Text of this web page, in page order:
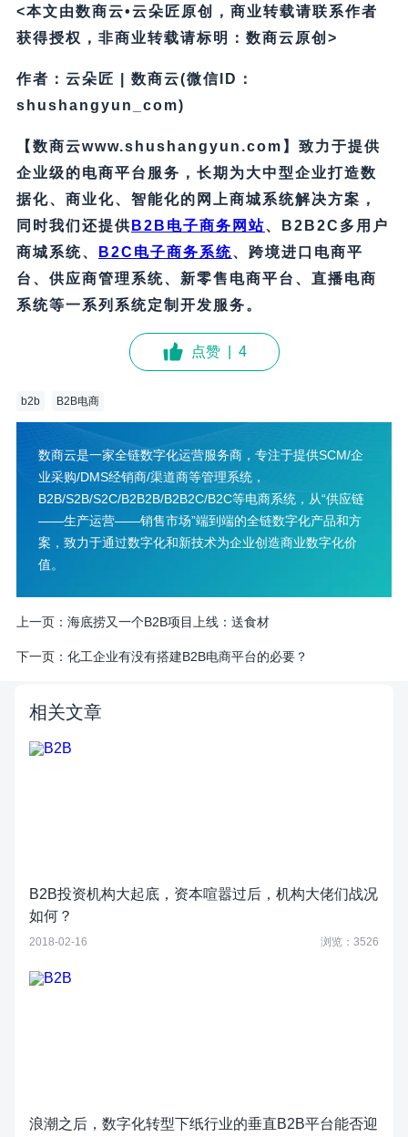
<本文由数商云•云朵匠原创，商业转载请联系作者
获得授权，非商业转载请标明：数商云原创>
作者：云朵匠 | 数商云(微信ID：
shushangyun_com)
【数商云www.shushangyun.com】致力于提供
企业级的电商平台服务，长期为大中型企业打造数
据化、商业化、智能化的网上商城系统解决方案，
同时我们还提供 B2B电子商务网站、B2B2C多用户
商城系统、
B2C电子商务系统、跨境进口电商平
台、供应商管理系统、新零售电商平台、直播电商
系统等一系列系统定制开发服务。
点赞 4
b2b B2B电商
数商云是一家全链数字化运营服务商，专注于提供SCM/企
业采购/DMS经销商/渠道商等管理系统，
B2B/S2B/S2C/B2B2B/B2B2C/B2C等电商系统，从“供应链
——生产运营——销售市场”端到端的全链数字化产品和方
案，致力于通过数字化和新技术为企业创造商业数字化价
值。
上一页： 海底捞又一个B2B项目上线：送食材
下一页： 化工企业有没有搭建B2B电商平台的必要？
相关文章
B2B投资机构大起底，资本喧嚣过后，机构大佬们战况
如何？
2018-02-16 浏览：3526
浪潮之后，数字化转型下纸行业的垂直B2B平台能否迎